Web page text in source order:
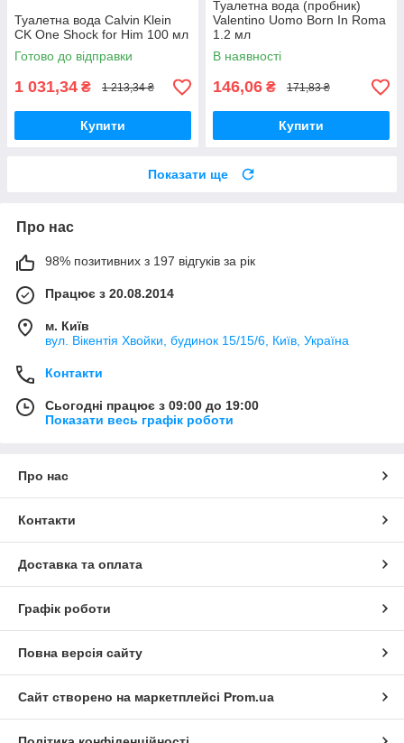
Туалетна вода Calvin Klein
CK One Shock for Him 100 мл
Готово до відправки
1 031,34 ₴ 1 213,34 ₴
Купити
Туалетна вода (пробник)
Valentino Uomo Born In Roma
1.2 мл
В наявності
146,06 ₴ 171,83 ₴
Купити
Показати ще
Про нас
98% позитивних з 197 відгуків за рік
Працює з 20.08.2014
м. Київ
вул. Вікентія Хвойки, будинок 15/15/6, Київ, Україна
Контакти
Сьогодні працює з 09:00 до 19:00
Показати весь графік роботи
Про нас
Контакти
Доставка та оплата
Графік роботи
Повна версія сайту
Сайт створено на маркетплейсі Prom.ua